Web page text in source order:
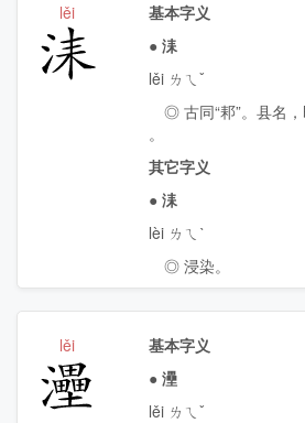
洡
lěi
基本字义
● 洡
lěi ㄌㄟˇ
◎ 古同“䣂”。县名
。
其它字义
● 洡
lèi ㄌㄟˋ
◎ 浸染。
灅
lěi
基本字义
● 灅
lěi ㄌㄟˇ